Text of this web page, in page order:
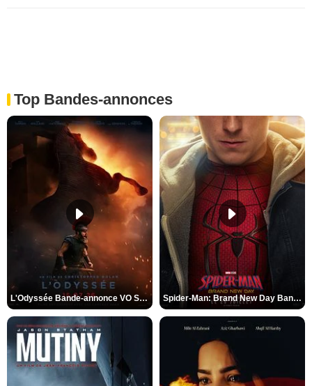
Top Bandes-annonces
L'Odyssée Bande-annonce VO STFR Spider-Man: Brand New Day Bande-annonce VO STFR